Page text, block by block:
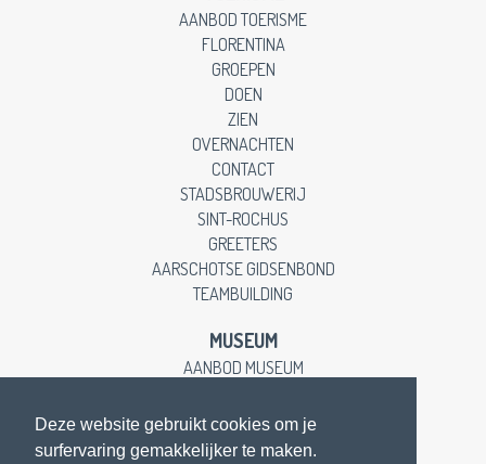
Deze website gebruikt cookies om je
surfervaring gemakkelijker te maken.
AANBOD TOERISME
FLORENTINA
GROEPEN
DOEN
ZIEN
OVERNACHTEN
CONTACT
STADSBROUWERIJ
SINT-ROCHUS
GREETERS
AARSCHOTSE GIDSENBOND
TEAMBUILDING
MUSEUM
AANBOD MUSEUM
CONTACT